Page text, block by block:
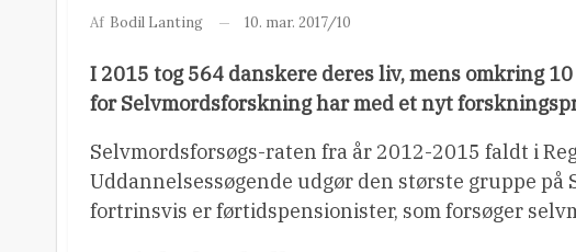
Af Bodil Lanting 10. mar. 2017/10
I 2015 tog 564 danskere deres liv, mens omkring
for Selvmordsforskning har med et nyt
Selvmordsforsøgs-raten fra år 2012-2015 faldt i
Uddannelsessøgende udgør den største gruppe
fortrinsvis er førtidspensionister, som forsøger